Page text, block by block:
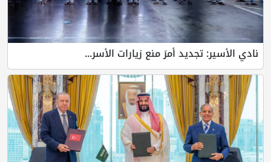
نادي الأسير: تجديد أمرَ منع زيارات الأسر...